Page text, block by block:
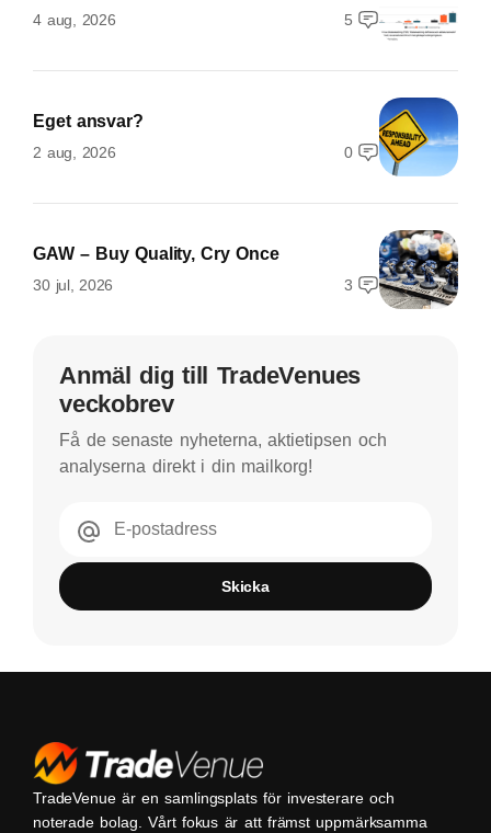
4 aug, 2026 5
Eget ansvar?
2 aug, 2026 0
GAW – Buy Quality, Cry Once
30 jul, 2026 3
Anmäl dig till TradeVenues
veckobrev
Få de senaste nyheterna, aktietipsen och
analyserna direkt i din mailkorg!
E-postadress
Skicka
TradeVenue är en samlingsplats för investerare och
noterade bolag. Vårt fokus är att främst uppmärksamma